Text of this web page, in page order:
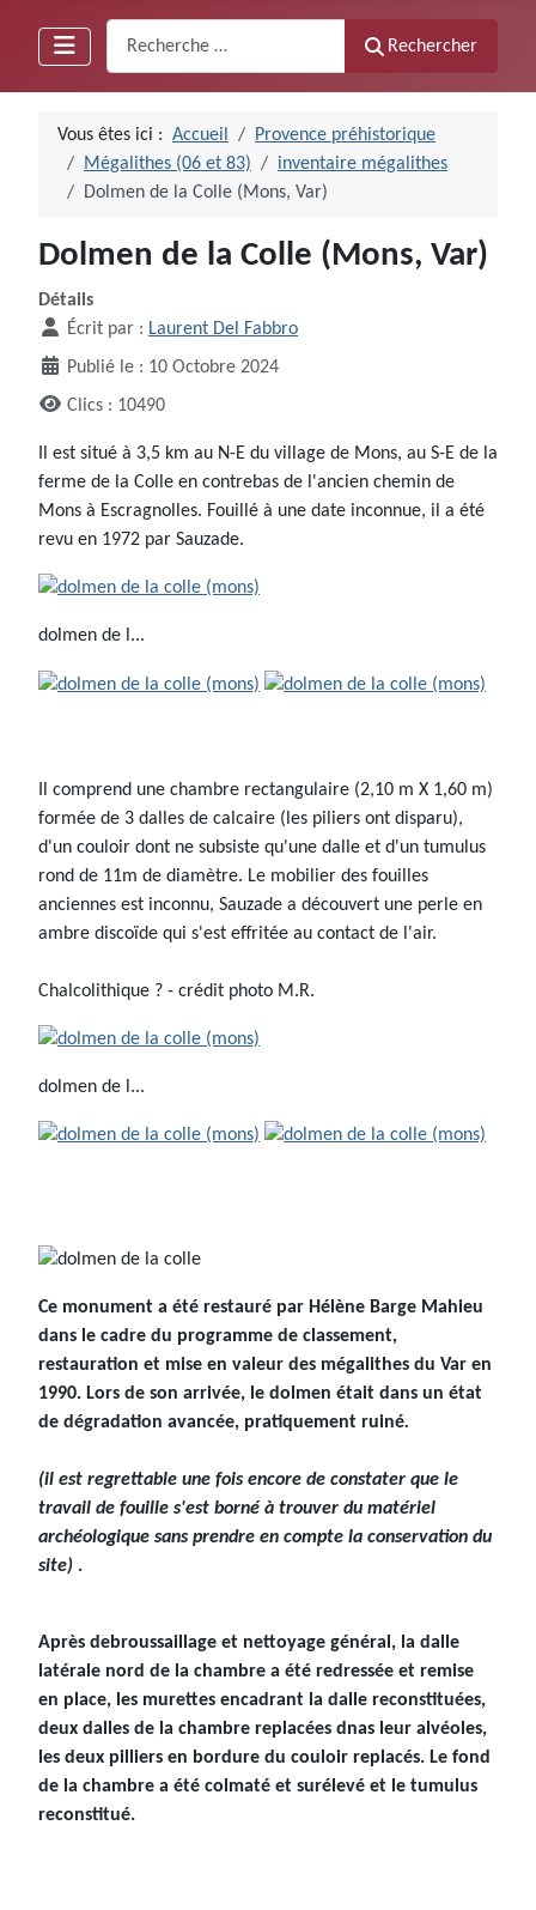
Rechercher
Vous êtes ici : Accueil
Provence préhistorique
Mégalithes (06 et 83)
inventaire mégalithes
Dolmen de la Colle (Mons, Var)
Dolmen de la Colle (Mons, Var)
Détails
Écrit par : Laurent Del Fabbro
Publié le : 10 Octobre 2024
Clics : 10490
Il est situé à 3,5 km au N-E du village de Mons, au S-E de la
ferme de la Colle en contrebas de l'ancien chemin de
Mons à Escragnolles. Fouillé à une date inconnue, il a été
revu en 1972 par Sauzade.
dolmen de l...
Il comprend une chambre rectangulaire (2,10 m X 1,60 m)
formée de 3 dalles de calcaire (les piliers ont disparu),
d'un couloir dont ne subsiste qu'une dalle et d'un tumulus
rond de 11m de diamètre. Le mobilier des fouilles
anciennes est inconnu, Sauzade a découvert une perle en
ambre discoïde qui s'est effritée au contact de l'air.
Chalcolithique ? - crédit photo M.R.
dolmen de l...
Ce monument a été restauré par Hélène Barge Mahieu
dans le cadre du programme de classement,
restauration et mise en valeur des mégalithes du Var en
1990. Lors de son arrivée, le dolmen était dans un état
de dégradation avancée, pratiquement ruiné.
(il est regrettable une fois encore de constater que le
travail de fouille s'est borné à trouver du matériel
archéologique sans prendre en compte la conservation du
site) .
Après debroussaillage et nettoyage général, la dalle
latérale nord de la chambre a été redressée et remise
en place, les murettes encadrant la dalle reconstituées,
deux dalles de la chambre replacées dnas leur alvéoles,
les deux pilliers en bordure du couloir replacés. Le fond
de la chambre a été colmaté et surélevé et le tumulus
reconstitué.